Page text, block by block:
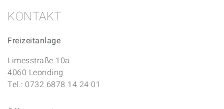
KONTAKT
Freizeitanlage
Limesstraße 10a
4060 Leonding
Tel.: 0732 6878 14 24 01